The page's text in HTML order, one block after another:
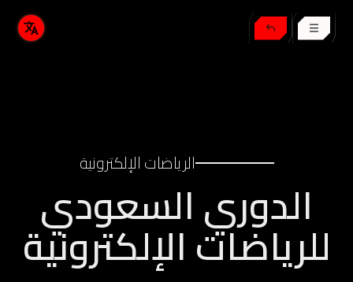
الرياضات الإلكترونية
الدوري السعودي
للرياضات الإلكترونية